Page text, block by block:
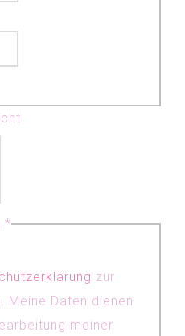
*
zur
Meine Daten dienen
meiner